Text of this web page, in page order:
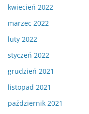
kwiecień 2022
marzec 2022
luty 2022
styczeń 2022
grudzień 2021
listopad 2021
październik 2021